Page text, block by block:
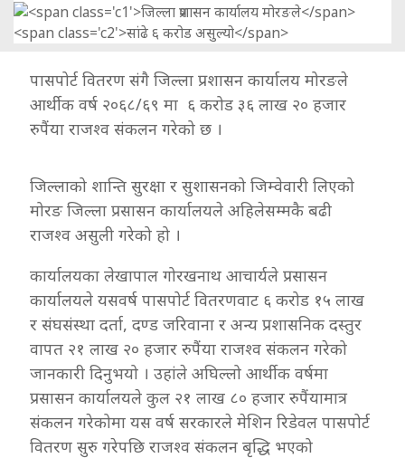
पासपोर्ट वितरण संगै जिल्ला प्रशासन कार्यालय मोरङले
आर्थीक वर्ष २०६८/६९ मा ६ करोड ३६ लाख २० हजार
रुपैंया राजश्व संकलन गरेको छ ।
जिल्लाको शान्ति सुरक्षा र सुशासनको जिम्वेवारी लिएको
मोरङ जिल्ला प्रसासन कार्यालयले अहिलेसम्मकै बढी
राजश्व असुली गरेको हो ।
कार्यालयका लेखापाल गोरखनाथ आचार्यले प्रसासन
कार्यालयले यसवर्ष पासपोर्ट वितरणवाट ६ करोड १५ लाख
र संघसंस्था दर्ता, दण्ड जरिवाना र अन्य प्रशासनिक दस्तुर
वापत २१ लाख २० हजार रुपैंया राजश्व संकलन गरेको
जानकारी दिनुभयो । उहांले अघिल्लो आर्थीक वर्षमा
प्रसासन कार्यालयले कुल २१ लाख ८० हजार रुपैंयामात्र
संकलन गरेकोमा यस वर्ष सरकारले मेशिन रिडेवल पासपोर्ट
वितरण सुरु गरेपछि राजश्व संकलन बृद्धि भएको